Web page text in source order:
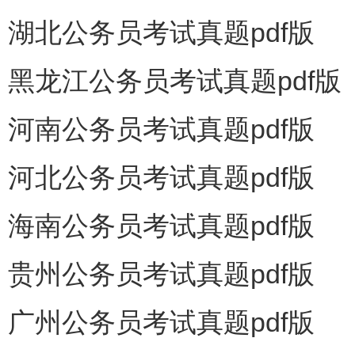
湖北公务员考试真题pdf版
黑龙江公务员考试真题pdf版
河南公务员考试真题pdf版
河北公务员考试真题pdf版
海南公务员考试真题pdf版
贵州公务员考试真题pdf版
广州公务员考试真题pdf版